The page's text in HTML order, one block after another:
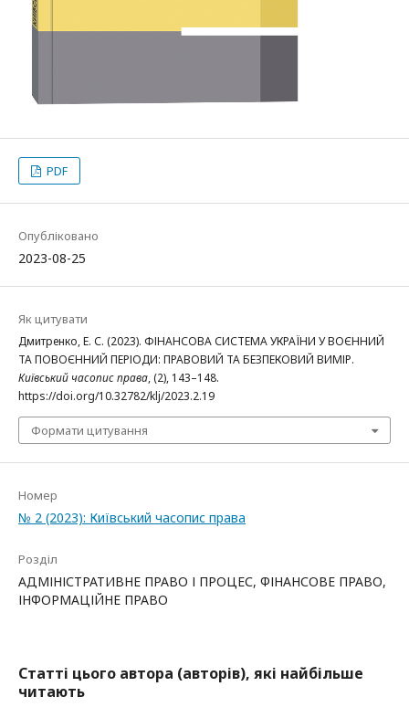
PDF
Опубліковано
2023-08-25
Як цитувати
Дмитренко, Е. С. (2023). ФІНАНСОВА СИСТЕМА УКРАЇНИ У ВОЄННИЙ
ТА ПОВОЄННИЙ ПЕРІОДИ: ПРАВОВИЙ ТА БЕЗПЕКОВИЙ ВИМІР.
Київський часопис права, (2), 143–148.
https://doi.org/10.32782/klj/2023.2.19
Формати цитування
Номер
№ 2 (2023): Київський часопис права
Розділ
АДМІНІСТРАТИВНЕ ПРАВО І ПРОЦЕС, ФІНАНСОВЕ ПРАВО,
ІНФОРМАЦІЙНЕ ПРАВО
Статті цього автора (авторів), які найбільше
читають